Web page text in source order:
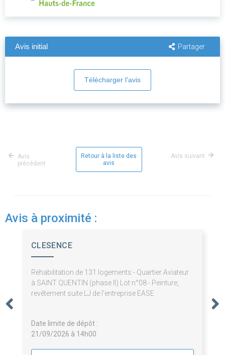
Avis initial Partager
Télécharger l'avis
Avis
précédent
Retour à la liste des
avis
Avis suivant
Avis à proximité :
CLESENCE
Réhabilitation de 131 logements - Quartier Aviateur
à SAINT QUENTIN (phase II) Lot n°08 - Peinture,
revêtement suite LJ de l'entreprise EASE
Date limite de dépôt :
21/09/2026 à 14h00